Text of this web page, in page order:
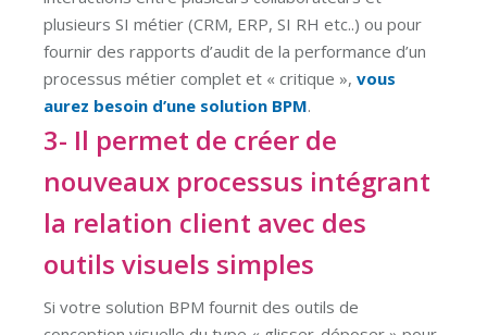
plusieurs SI métier (CRM, ERP, SI RH etc..) ou pour
fournir des rapports d’audit de la performance d’un
processus métier complet et « critique », vous
aurez besoin d’une solution BPM.
3- Il permet de créer de
nouveaux processus intégrant
la relation client avec des
outils visuels simples
Si votre solution BPM fournit des outils de